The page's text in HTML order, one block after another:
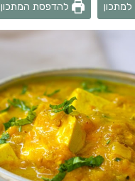
להדפסת המתכון